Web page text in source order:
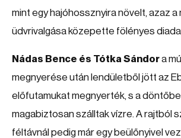
mint egy hajóhossznyira növelt, azaz a
üdvrivalgása közepette fölényes
Nádas Bence és Tótka Sándora
megnyerése után lendületből jött az
előfutamukat megnyerték, s a
magabiztosan szálltak vízre. A rajtból
féltávnál pedig már egy beülőnyivel